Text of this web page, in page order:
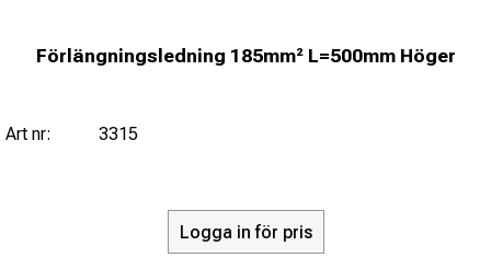
Förlängningsledning 185mm² L=500mm Höger
Art nr: 3315
Logga in för pris